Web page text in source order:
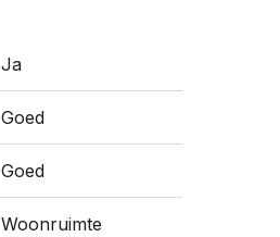
Ja
Goed
Goed
Woonruimte